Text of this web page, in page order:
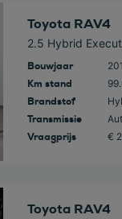
Toyota RAV4
2.5 Hybrid
Bouwjaar
Km stand
Brandstof
Transmissie
Vraagprijs €
Toyota RAV4